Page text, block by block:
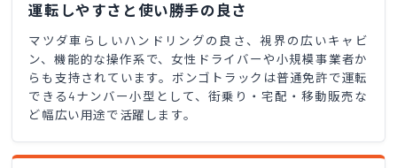
運転しやすさと使い勝手の良さ
マツダ車らしいハンドリングの良さ、視界の広いキャビ
ン、機能的な操作系で、女性ドライバーや小規模事業者か
らも支持されています。ボンゴトラックは普通免許で運転
できる4ナンバー小型として、街乗り・宅配・移動販売な
ど幅広い用途で活躍します。